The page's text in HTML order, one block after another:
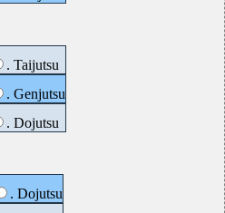
. Taijutsu
. Genjutsu
. Dojutsu
. Dojutsu